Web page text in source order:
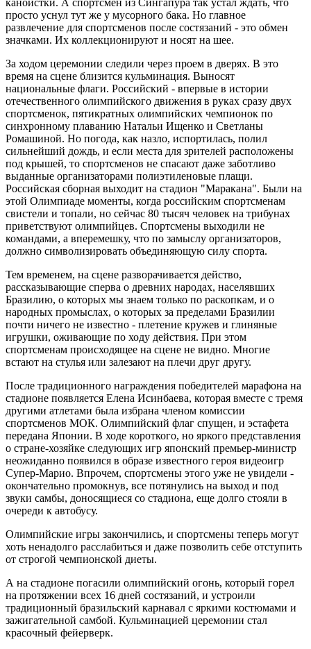
просто уснул тут же у мусорного бака. Но главное
развлечение для спортсменов после состязаний - это обмен
значками. Их коллекционируют и носят на шее.
За ходом церемонии следили через проем в дверях. В это
время на сцене близится кульминация. Выносят
национальные флаги. Российский - впервые в истории
отечественного олимпийского движения в руках сразу двух
спортсменок, пятикратных олимпийских чемпионок по
синхронному плаванию Натальи Ищенко и Светланы
Ромашиной. Но погода, как назло, испортилась, полил
сильнейший дождь, и если места для зрителей расположены
под крышей, то спортсменов не спасают даже заботливо
выданные организаторами полиэтиленовые плащи.
Российская сборная выходит на стадион "Маракана". Были на
этой Олимпиаде моменты, когда российским спортсменам
свистели и топали, но сейчас 80 тысяч человек на трибунах
приветствуют олимпийцев. Спортсмены выходили не
командами, а вперемешку, что по замыслу организаторов,
должно символизировать объединяющую силу спорта.
Тем временем, на сцене разворачивается действо,
рассказывающие сперва о древних народах, населявших
Бразилию, о которых мы знаем только по раскопкам, и о
народных промыслах, о которых за пределами Бразилии
почти ничего не известно - плетение кружев и глиняные
игрушки, оживающие по ходу действия. При этом
спортсменам происходящее на сцене не видно. Многие
встают на стулья или залезают на плечи друг другу.
После традиционного награждения победителей марафона на
стадионе появляется Елена Исинбаева, которая вместе с тремя
другими атлетами была избрана членом комиссии
спортсменов МОК. Олимпийский флаг спущен, и эстафета
передана Японии. В ходе короткого, но яркого представления
о стране-хозяйке следующих игр японский премьер-министр
неожиданно появился в образе известного героя видеоигр
Супер-Марио. Впрочем, спортсмены этого уже не увидели -
окончательно промокнув, все потянулись на выход и под
звуки самбы, доносящиеся со стадиона, еще долго стояли в
очереди к автобусу.
Олимпийские игры закончились, и спортсмены теперь могут
хоть ненадолго расслабиться и даже позволить себе отступить
от строгой чемпионской диеты.
А на стадионе погасили олимпийский огонь, который горел
на протяжении всех 16 дней состязаний, и устроили
традиционный бразильский карнавал с яркими костюмами и
зажигательной самбой. Кульминацией церемонии стал
красочный фейерверк.